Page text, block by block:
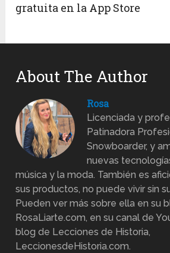
gratuita en la App Store
About The Author
Rosa
Licenciada y
Patinadora
Snowboarder, y
nuevas
música y la moda. También es
sus productos, no puede vivir sin
Pueden ver más sobre ella en su
RosaLiarte.com, en su canal de
blog de Lecciones de Historia,
LeccionesdeHistoria.com.